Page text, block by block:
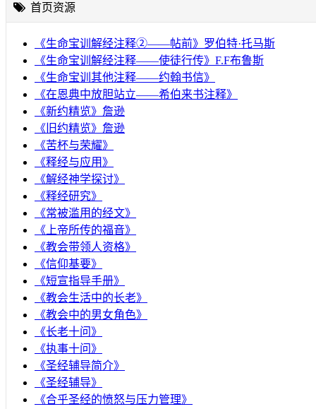
首页资源
《生命宝训解经注释②——帖前》罗伯特·托马斯
《生命宝训解经注释——使徒行传》F.F布鲁斯
《生命宝训其他注释——约翰书信》
《在恩典中放胆站立——希伯来书注释》
《新约精览》詹逊
《旧约精览》詹逊
《苦杯与荣耀》
《释经与应用》
《解经神学探讨》
《释经研究》
《常被滥用的经文》
《上帝所传的福音》
《教会带领人资格》
《信仰基要》
《短宣指导手册》
《教会生活中的长老》
《教会中的男女角色》
《长老十问》
《执事十问》
《圣经辅导简介》
《圣经辅导》
​《合乎圣经的愤怒与压力管理》